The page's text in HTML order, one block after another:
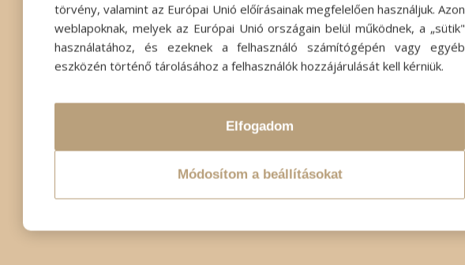
törvény, valamint az Európai Unió előírásainak megfelelően használjuk. Azon
weblapoknak, melyek az Európai Unió országain belül működnek, a „sütik"
használatához, és ezeknek a felhasználó számítógépén vagy egyéb
eszközén történő tárolásához a felhasználók hozzájárulását kell kérniük.
Elfogadom
Módosítom a beállításokat